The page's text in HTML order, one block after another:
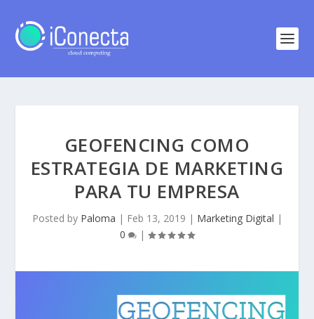
GEOFENCING COMO
ESTRATEGIA DE MARKETING
PARA TU EMPRESA
Posted by Paloma | Feb 13, 2019 | Marketing Digital |
0
|